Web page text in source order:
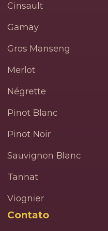
Cinsault
Gamay
Gros Manseng
Merlot
Négrette
Pinot Blanc
Pinot Noir
Sauvignon Blanc
Tannat
Viognier
Contato